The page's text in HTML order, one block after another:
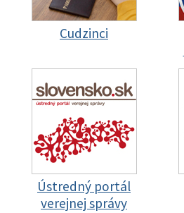
Cudzinci
Ústredný portál
verejnej správy